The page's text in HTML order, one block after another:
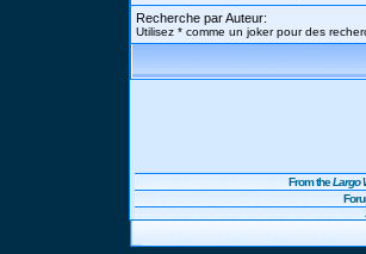
Recherche par Auteur:
Utilisez * comme un joker pour des
From theLargo